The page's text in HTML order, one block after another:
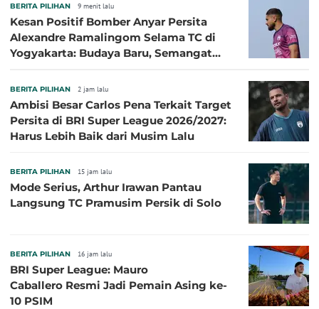
BERITA PILIHAN 9 menit lalu
Kesan Positif Bomber Anyar Persita
Alexandre Ramalingom Selama TC di
Yogyakarta: Budaya Baru, Semangat
BERITA PILIHAN 2 jam lalu
Ambisi Besar Carlos Pena Terkait Target
Persita di BRI Super League 2026/2027:
Harus Lebih Baik dari Musim Lalu
BERITA PILIHAN 15 jam lalu
Mode Serius, Arthur Irawan Pantau
Langsung TC Pramusim Persik di Solo
BERITA PILIHAN 16 jam lalu
BRI Super League: Mauro
Caballero Resmi Jadi Pemain Asing ke-
10 PSIM